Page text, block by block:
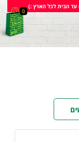
עד הבית לכל הארץ :)
0